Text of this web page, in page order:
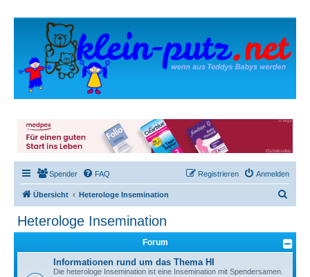
Spender FAQ Anmelden
Registrieren
Übersicht Heterologe Insemination
h
Heterologe Insemination
Forum
Informationen rund um das Thema HI
Die heterologe Insemination ist eine Insemination mit Spendersamen.